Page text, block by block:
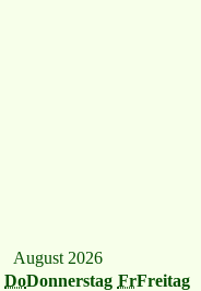
August 2026
DoDonnerstag FrFreitag